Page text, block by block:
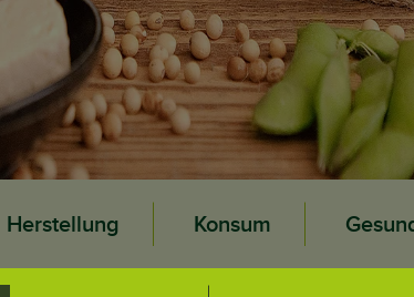
Herstellung Konsum